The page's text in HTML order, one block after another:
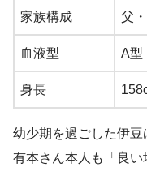
家族構成 父
血液型 A型
身長
幼少期を過ごした伊豆
有本さん本人も「良い